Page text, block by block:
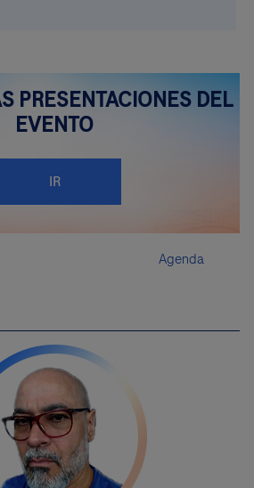
PRESENTACIONES DEL
EVENTO
IR
Agenda